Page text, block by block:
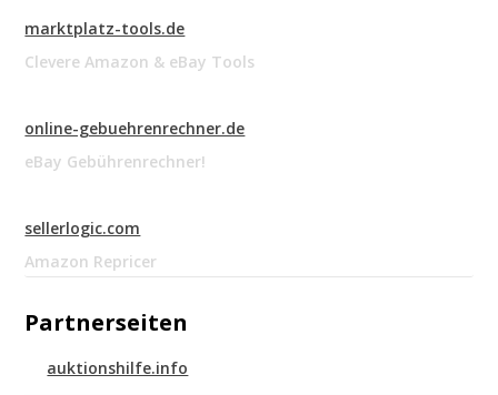
marktplatz-tools.de
Clevere Amazon & eBay Tools
online-gebuehrenrechner.de
eBay Gebührenrechner!
sellerlogic.com
Amazon Repricer
Partnerseiten
auktionshilfe.info